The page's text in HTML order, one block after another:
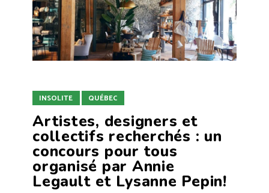
INSOLITE QUÉBEC
Artistes, designers et
collectifs recherchés : un
concours pour tous
organisé par Annie
Legault et Lysanne Pepin!